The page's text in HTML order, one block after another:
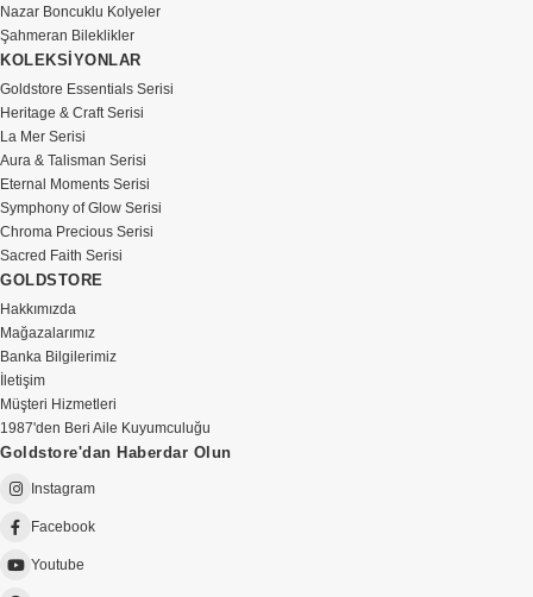
Nazar Boncuklu Kolyeler
Şahmeran Bileklikler
KOLEKSİYONLAR
Goldstore Essentials Serisi
Heritage & Craft Serisi
La Mer Serisi
Aura & Talisman Serisi
Eternal Moments Serisi
Symphony of Glow Serisi
Chroma Precious Serisi
Sacred Faith Serisi
GOLDSTORE
Hakkımızda
Mağazalarımız
Banka Bilgilerimiz
İletişim
Müşteri Hizmetleri
1987'den Beri Aile Kuyumculuğu
Goldstore'dan Haberdar Olun
Instagram
Facebook
Youtube